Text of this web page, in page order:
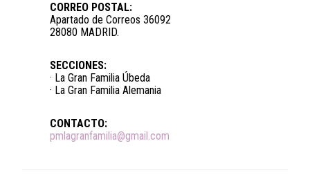
CORREO POSTAL:
Apartado de Correos 36092
28080 MADRID.
SECCIONES:
· La Gran Familia Úbeda
· La Gran Familia Alemania
CONTACTO:
pmlagranfamilia@gmail.com